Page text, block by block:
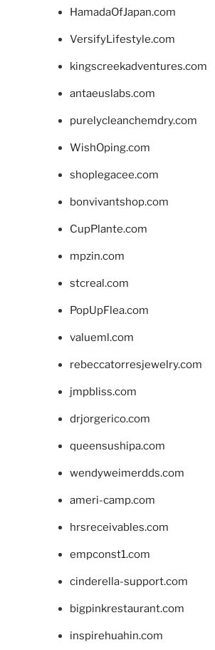
HamadaOfJapan.com
VersifyLifestyle.com
kingscreekadventures.com
antaeuslabs.com
purelycleanchemdry.com
WishOping.com
shoplegacee.com
bonvivantshop.com
CupPlante.com
mpzin.com
stcreal.com
PopUpFlea.com
valueml.com
rebeccatorresjewelry.com
jmpbliss.com
drjorgerico.com
queensushipa.com
wendyweimerdds.com
ameri-camp.com
hrsreceivables.com
empconst1.com
cinderella-support.com
bigpinkrestaurant.com
inspirehuahin.com